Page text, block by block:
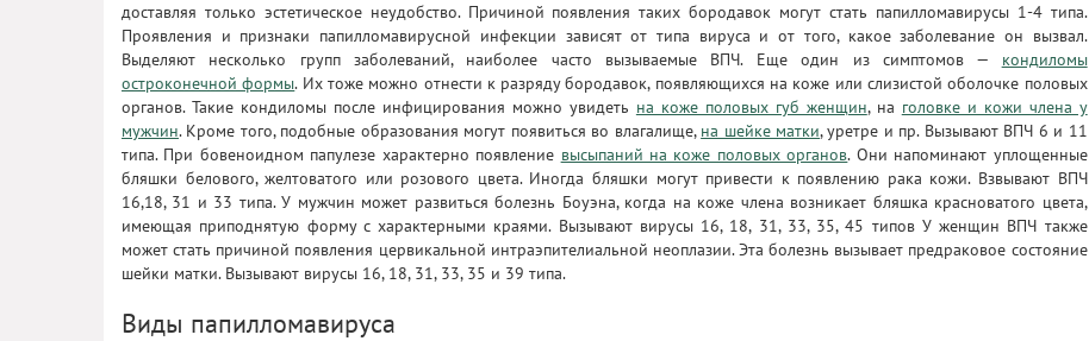
доставляя только эстетическое неудобство. Причиной появления таких бородавок могут стать папилломавирусы 1-4 типа.
Проявления и признаки папилломавирусной инфекции зависят от типа вируса и от того, какое заболевание он вызвал.
Выделяют несколько групп заболеваний, наиболее часто вызываемые ВПЧ. Еще один из симптомов — кондиломы
остроконечной формы. Их тоже можно отнести к разряду бородавок, появляющихся на коже или слизистой оболочке половых
органов. Такие кондиломы после инфицирования можно увидеть на коже половых губ женщин, на головке и кожи члена у
мужчин. Кроме того, подобные образования могут появиться во влагалище, на шейке матки, уретре и пр. Вызывают ВПЧ 6 и 11
типа. При бовеноидном папулезе характерно появление высыпаний на коже половых органов. Они напоминают уплощенные
бляшки белового, желтоватого или розового цвета. Иногда бляшки могут привести к появлению рака кожи. Взвывают ВПЧ
16,18, 31 и 33 типа. У мужчин может развиться болезнь Боуэна, когда на коже члена возникает бляшка красноватого цвета,
имеющая приподнятую форму с характерными краями. Вызывают вирусы 16, 18, 31, 33, 35, 45 типов У женщин ВПЧ также
может стать причиной появления цервикальной интраэпителиальной неоплазии. Эта болезнь вызывает предраковое состояние
шейки матки. Вызывают вирусы 16, 18, 31, 33, 35 и 39 типа.
Виды папилломавируса